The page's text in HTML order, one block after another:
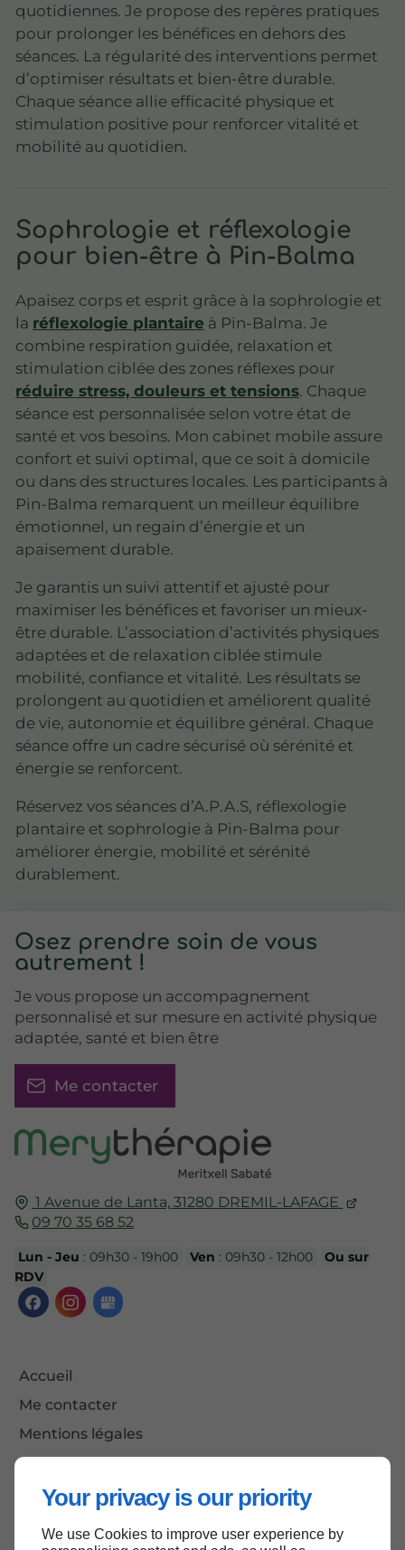
Your privacy is our priority
We use Cookies to improve user experience by
quotidiennes. Je propose des repères pratiques
pour prolonger les bénéfices en dehors des
séances. La régularité des interventions permet
d’optimiser résultats et bien-être durable.
Chaque séance allie efficacité physique et
stimulation positive pour renforcer vitalité et
mobilité au quotidien.
Sophrologie et réflexologie
pour bien-être à Pin-Balma
Apaisez corps et esprit grâce à la sophrologie et
la réflexologie plantaire à Pin-Balma. Je
combine respiration guidée, relaxation et
stimulation ciblée des zones réflexes pour
réduire stress, douleurs et tensions. Chaque
séance est personnalisée selon votre état de
santé et vos besoins. Mon cabinet mobile assure
confort et suivi optimal, que ce soit à domicile
ou dans des structures locales. Les participants à
Pin-Balma remarquent un meilleur équilibre
émotionnel, un regain d’énergie et un
apaisement durable.
Je garantis un suivi attentif et ajusté pour
maximiser les bénéfices et favoriser un mieux-
être durable. L’association d’activités physiques
adaptées et de relaxation ciblée stimule
mobilité, confiance et vitalité. Les résultats se
prolongent au quotidien et améliorent qualité
de vie, autonomie et équilibre général. Chaque
séance offre un cadre sécurisé où sérénité et
énergie se renforcent.
Réservez vos séances d’A.P.A.S, réflexologie
plantaire et sophrologie à Pin-Balma pour
améliorer énergie, mobilité et sérénité
durablement.
1 Avenue de Lanta, 31280 DREMIL-LAFAGE
09 70 35 68 52
Lun - Jeu : 09h30 - 19h00 Ven : 09h30 - 12h00
Ou sur
RDV
Accueil
Me contacter
Mentions légales
Plan du site
Osez prendre soin de vous
autrement !
Je vous propose un accompagnement
personnalisé et sur mesure en activité physique
adaptée, santé et bien être
Me contacter
Haut de page